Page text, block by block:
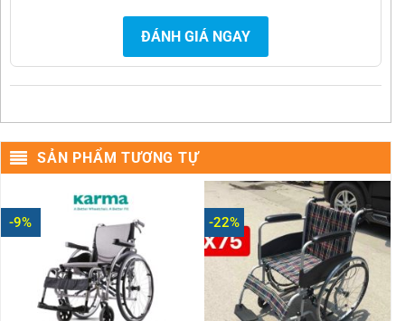
ĐÁNH GIÁ NGAY
SẢN PHẨM TƯƠNG TỰ
-9% -22%